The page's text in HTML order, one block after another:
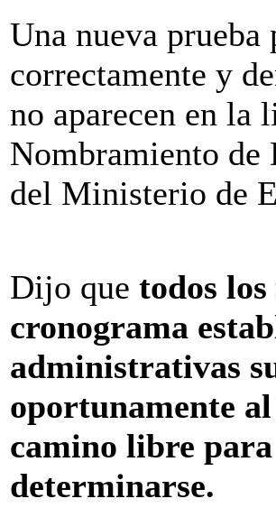
Una nueva
correctamente y
no aparecen en la
Nombramiento de
del Ministerio de
Dijo que todos
cronograma
administrativas
oportunamente
camino libre
determinarse.